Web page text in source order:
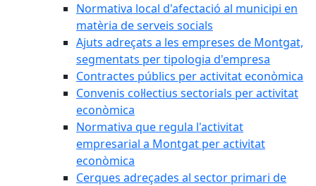
Normativa local d'afectació al municipi en
matèria de serveis socials
Ajuts adreçats a les empreses de Montgat,
segmentats per tipologia d'empresa
Contractes públics per activitat econòmica
Convenis col·lectius sectorials per activitat
econòmica
Normativa que regula l'activitat
empresarial a Montgat per activitat
econòmica
Cerques adreçades al sector primari de